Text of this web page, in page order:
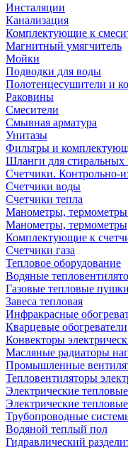
Инсталяции
Канализация
Комплектующие к
Магнитный умягчитель
Мойки
Подводки для воды
Полотенцесушители и
Раковины
Смесители
Смывная арматура
Унитазы
Фильтры и
Шланги для
Счетчики. Контрольно-
Счетчики воды
Счетчики тепла
Манометры, термометры
Манометры,
Комплектующие к
Счетчики газа
Тепловое оборудование
Водяные
Газовые тепловые пушки
Завеса тепловая
Инфракрасные
Кварцевые обогреватели
Конвекторы
Масляные радиаторы
Промышленные
Тепловентиляторы
Электрические
Электрические
Трубопроводные
Водяной теплый пол
Гидравлический